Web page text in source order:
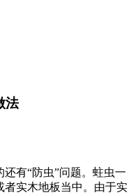
法
有“防虫”问题。蛀虫一
者实木地板当中。由于实